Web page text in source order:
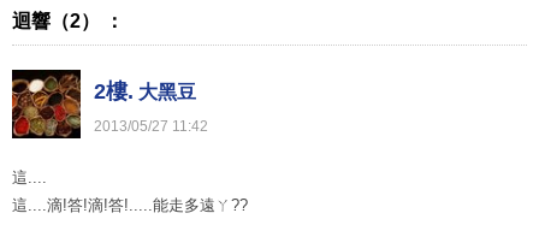
迴響（2） ：
2樓. 大黑豆
2013/05/27 11:42
這....
這....滴!答!滴!答!.....能走多遠ㄚ??